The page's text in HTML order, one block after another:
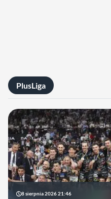
PlusLiga
8 sierpnia 2026 21:46